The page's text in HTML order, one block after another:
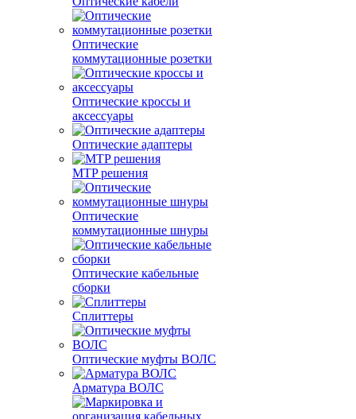
Оптические
коммутационные розетки
Оптические кроссы и
аксессуары
Оптические адаптеры
MTP решения
Оптические
коммутационные шнуры
Оптические кабельные
сборки
Сплиттеры
Оптические муфты ВОЛС
Арматура ВОЛС